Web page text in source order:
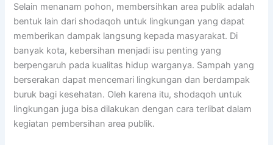
Selain menanam pohon, membersihkan area publik adalah
bentuk lain dari shodaqoh untuk lingkungan yang dapat
memberikan dampak langsung kepada masyarakat. Di
banyak kota, kebersihan menjadi isu penting yang
berpengaruh pada kualitas hidup warganya. Sampah yang
berserakan dapat mencemari lingkungan dan berdampak
buruk bagi kesehatan. Oleh karena itu, shodaqoh untuk
lingkungan juga bisa dilakukan dengan cara terlibat dalam
kegiatan pembersihan area publik.